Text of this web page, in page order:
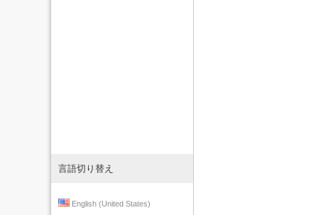
言語切り替え
English (United States)